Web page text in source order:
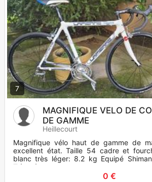
7
MAGNIFIQUE VELO DE
DE GAMME
Heillecourt
Magnifique vélo haut de gamme de
excellent état. Taille 54 cadre et
blanc très léger: 8.2 kg Equipé
Très trè
0 €